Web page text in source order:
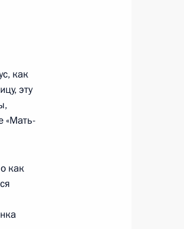
как
эту
«Мать-
как